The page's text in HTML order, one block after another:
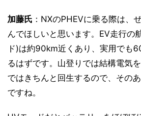
加藤氏 ：NXのPHEVに乗る際は、
んでほしいと思います。EV走行の
ド)は約90km近くあり、実用でも
るはずです。山登りでは結構電気
ではきちんと回生するので、その
ですね。